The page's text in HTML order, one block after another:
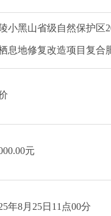
小黑山省级自然保护区
息地修复改造项目复合
元
年8月25日11点00分